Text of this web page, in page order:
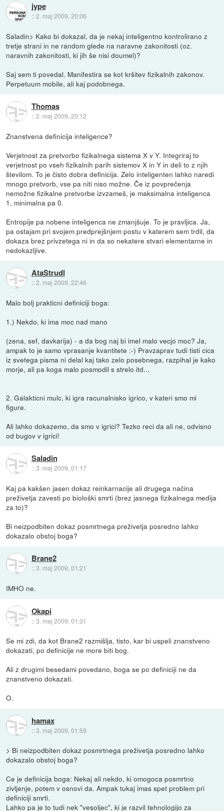
jype
::2. maj 2009, 20:06
Saladin> Kako bi dokazal, da je nekaj inteligentno kontrolirano z
tretje strani in ne random glede na naravne zakonitosti (oz.
naravnih zakonitosti, ki jih še nisi doumel)?
Saj sem ti povedal. Manifestira se kot kršitev fizikalnih zakonov.
Perpetuum mobile, ali kaj podobnega.
Thomas
::2. maj 2009, 20:12
Znanstvena definicija inteligence?
Verjetnost za pretvorbo fizikalnega sistema X v Y. Integriraj to
verjetnost po vseh fizikalnih parih sistemov X in Y in deli to z njih
številom. To je čisto dobra definicija. Zelo inteligenten lahko naredi
mnogo pretvorb, vse pa niti niso možne. Če iz povprečenja
nemožne fizikalne pretvorbe izvzameš, je maksimalna inteligenca
1, minimalna pa 0.
Entropije pa nobene inteligenca ne zmanjšuje. To je pravljica. Ja,
pa ostajam pri svojem predprejšnjem postu v katerem sem trdil, da
dokaza brez privzetega ni in da so nekatere stvari elementarne in
nedokazljive.
AtaStrudl
::2. maj 2009, 22:46
Malo bolj prakticni definiciji boga:
1.) Nekdo, ki ima moc nad mano
(zena, sef, davkarija) - a da bog naj bi imel malo vecjo moc? Ja,
ampak to je samo vprasanje kvantitete :-) Pravzaprav tudi tisti cica
iz svetega pisma ni delal kaj tako zelo posebnega, razpihal je kako
morje, ali pa koga malo posmodil s strelo itd...
2. Galakticni mulc, ki igra racunalnisko igrico, v kateri smo mi
figure.
Ali lahko dokazemo, da smo v igrici? Tezko reci da ali ne, odvisno
od bugov v igrici!
Saladin
::3. maj 2009, 01:17
Kaj pa kakšen jasen dokaz reinkarnacije ali drugega načina
preživetja zavesti po biološki smrti (brez jasnega fizikalnega medija
za to)?
Bi neizpodbiten dokaz posmrtnega preživetja posredno lahko
dokazalo obstoj boga?
Brane2
::3. maj 2009, 01:21
IMHO ne.
Okapi
::3. maj 2009, 01:31
Se mi zdi, da kot Brane2 razmišlja, tisto, kar bi uspeli znanstveno
dokazati, po definicije ne more biti bog.
Ali z drugimi besedami povedano, boga se po definiciji ne da
znanstveno dokazati.
O.
hamax
::3. maj 2009, 01:59
> Bi neizpodbiten dokaz posmrtnega preživetja posredno lahko
dokazalo obstoj boga?
Ce je definicija boga: Nekaj ali nekdo, ki omogoca posmrtno
zivljenje, potem v osnovi da. Ampak tukaj imas spet problem pri
definiciji smrti.
Lahko pa je to tudi nek "vesoljec", ki je razvil tehnologijo za